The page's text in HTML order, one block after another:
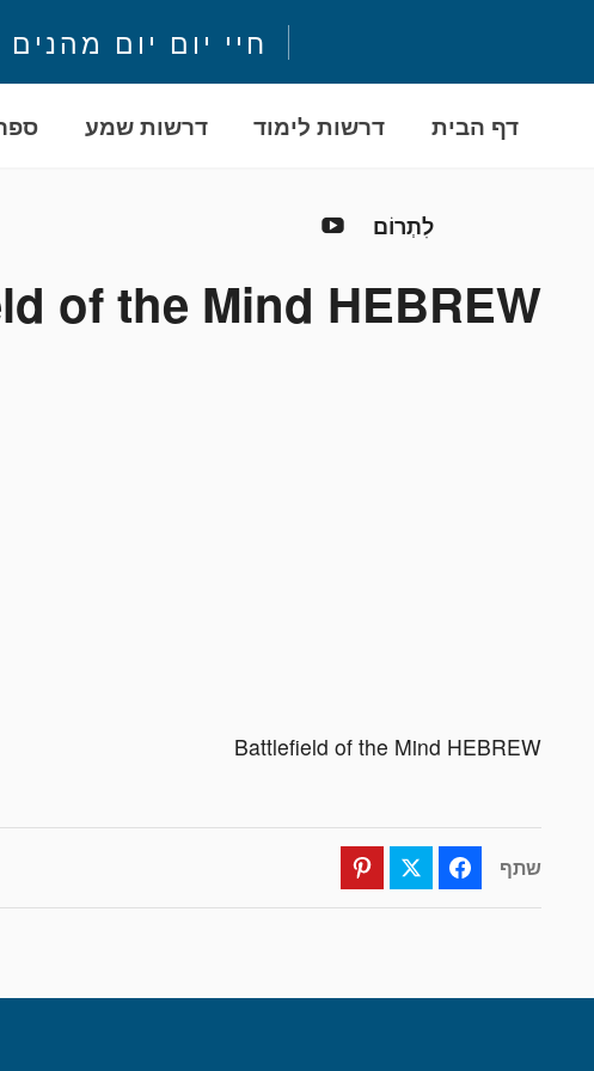
חיי יום יום
דף הבית דרשות לימוד דרשות שמע
לִתְרוֹם YouTube
of the Mind HEBREW
Battlefield of the Mind HEBREW
שתף Facebook
Twitter